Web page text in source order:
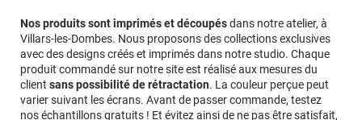
Nos produits sont imprimés et découpésdans notre atelier, à
Villars-les-Dombes. Nous proposons des collections exclusives
avec des designs créés et imprimés dans notre studio. Chaque
produit commandé sur notre site est réalisé aux mesures du
client sans possibilité de rétractation. La couleur perçue peut
varier suivant les écrans. Avant de passer commande, testez
nos échantillons gratuits ! Et évitez ainsi de ne pas être satisfait,